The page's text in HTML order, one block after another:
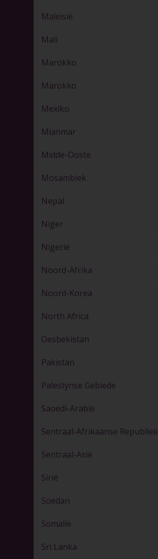
Maleisië
Mali
Marokko
Marokko
Mexiko
Mianmar
Midde-Ooste
Mosambiek
Nepal
Niger
Nigerië
Noord-Afrika
Noord-Korea
North Africa
Oesbekistan
Pakistan
Palestynse Gebiede
Saoedi-Arabië
Sentraal-Afrikaanse Republiek
Sentraal-Asië
Sirië
Soedan
Somalië
Sri Lanka